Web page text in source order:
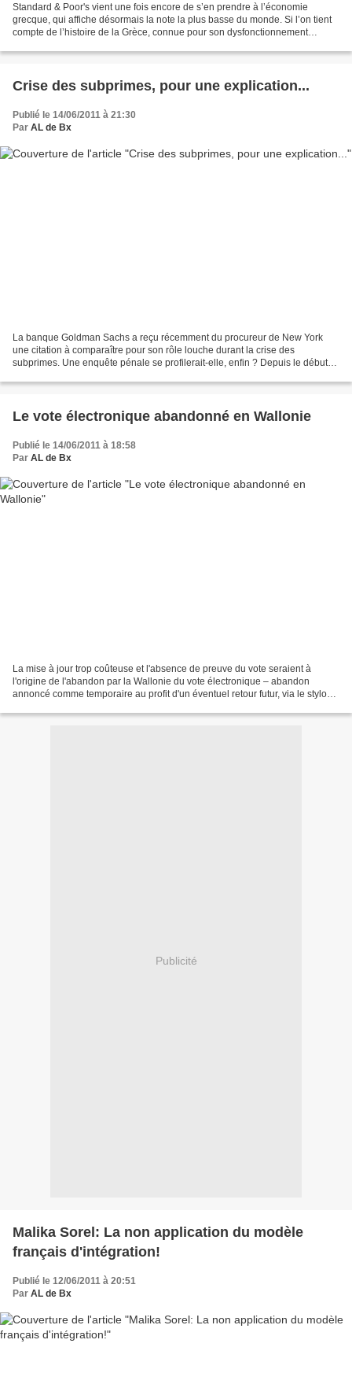
Standard & Poor's vient une fois encore de s’en prendre à l’économie
grecque, qui affiche désormais la note la plus basse du monde. Si l’on tient
compte de l’histoire de la Grèce, connue pour son dysfonctionnement
Crise des subprimes, pour une explication...
Publié le 14/06/2011 à 21:30
Par AL de Bx
La banque Goldman Sachs a reçu récemment du procureur de New York
une citation à comparaître pour son rôle louche durant la crise des
subprimes. Une enquête pénale se profilerait-elle, enfin ? Depuis le début
Le vote électronique abandonné en Wallonie
Publié le 14/06/2011 à 18:58
Par AL de Bx
La mise à jour trop coûteuse et l'absence de preuve du vote seraient à
l'origine de l'abandon par la Wallonie du vote électronique – abandon
annoncé comme temporaire au profit d'un éventuel retour futur, via le stylo
Publicité
Malika Sorel: La non application du modèle
français d'intégration!
Publié le 12/06/2011 à 20:51
Par AL de Bx